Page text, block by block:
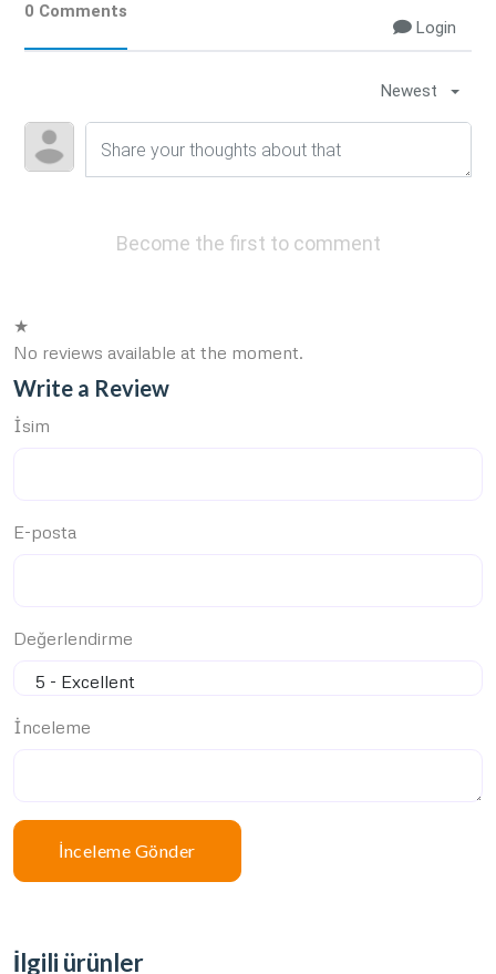
0 Comments
Login
Newest
Become the first to comment
★
No reviews available at the moment.
Write a Review
İsim
E-posta
Değerlendirme
İnceleme
İnceleme Gönder
İlgili ürünler